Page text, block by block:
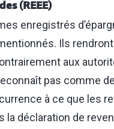
(REEE)
enregistrés
Ils
aux
pas comme
à ce que les
déclaration de